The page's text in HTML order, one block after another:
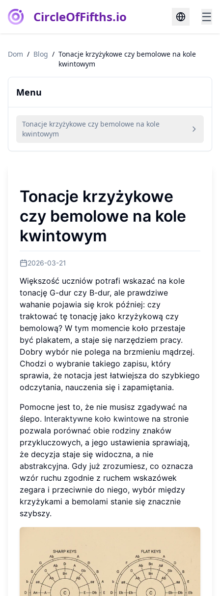
CircleOfFifths.io ☰
Dom / Blog / Tonacje krzyżykowe czy bemolowe na kole
kwintowym
Menu
Tonacje krzyżykowe czy bemolowe na kole
kwintowym
Tonacje krzyżykowe
czy bemolowe na kole
kwintowym
2026-03-21
Większość uczniów potrafi wskazać na kole
tonację G-dur czy B-dur, ale prawdziwe
wahanie pojawia się krok później: czy
traktować tę tonację jako krzyżykową czy
bemolową? W tym momencie koło przestaje
być plakatem, a staje się narzędziem pracy.
Dobry wybór nie polega na brzmieniu mądrzej.
Chodzi o wybranie takiego zapisu, który
sprawia, że notacja jest łatwiejsza do szybkiego
odczytania, nauczenia się i zapamiętania.
Pomocne jest to, że nie musisz zgadywać na
ślepo. Interaktywne koło kwintowe na stronie
pozwala porównać obie rodziny znaków
przykluczowych, a jego ustawienia sprawiają,
że decyzja staje się widoczna, a nie
abstrakcyjna. Gdy już zrozumiesz, co oznacza
wzór ruchu zgodnie z ruchem wskazówek
zegara i przeciwnie do niego, wybór między
krzyżykami a bemolami stanie się znacznie
szybszy.